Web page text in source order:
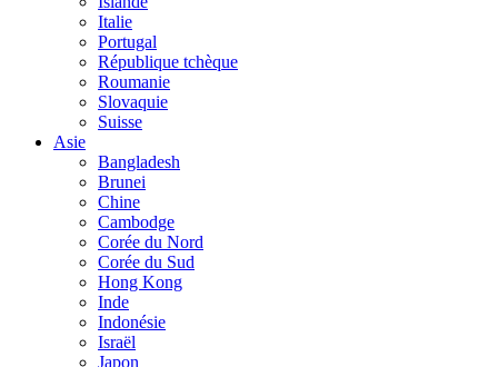
Italie
Portugal
République tchèque
Roumanie
Slovaquie
Suisse
Asie
Bangladesh
Brunei
Chine
Cambodge
Corée du Nord
Corée du Sud
Hong Kong
Inde
Indonésie
Israël
Japon